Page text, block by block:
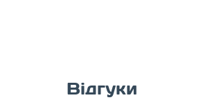
Відгуки